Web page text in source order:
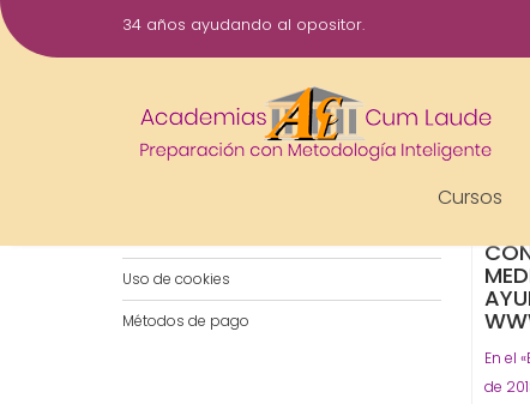
Saltar
al
34 años ayudando al opositor.
Cursos
15
En el
de
Notificaciones por WhatsApp
Instalaciones
Uso de cookies
Métodos de pago